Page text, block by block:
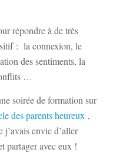
répondre à de très
: la connexion, le
des sentiments, la
…
soirée de formation sur
des parents heureux ,
j’avais envie d’aller
partager avec eux !